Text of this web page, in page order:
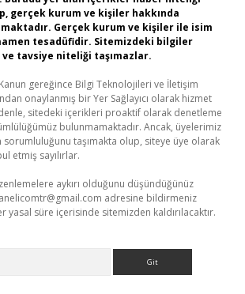
gerçek kurum ve kişiler hakkında
Gerçek kurum ve kişiler ile isim
tesadüfidir. Sitemizdeki bilgiler
tavsiye niteliği taşımazlar.
Kanun gereğince Bilgi Teknolojileri ve İletişim
onaylanmış bir Yer Sağlayıcı olarak hizmet
sitedeki içerikleri proaktif olarak denetleme
bulunmamaktadır. Ancak, üyelerimiz
sorumluluğunu taşımakta olup, siteye üye olarak
etmiş sayılırlar.
aykırı olduğunu düşündüğünüz
adresine bildirmeniz
yasal süre içerisinde sitemizden kaldırılacaktır.